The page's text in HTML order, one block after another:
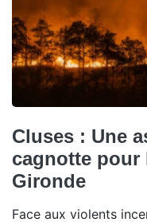
Cluses : Une
cagnotte pour
Gironde
Face aux violents